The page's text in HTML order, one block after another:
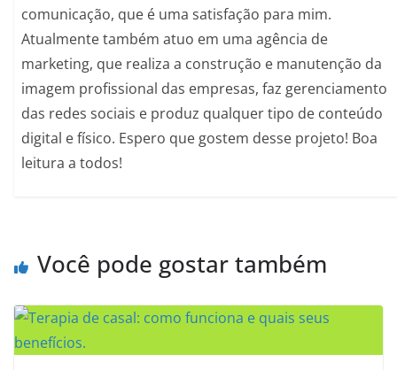
comunicação, que é uma satisfação para mim.
Atualmente também atuo em uma agência de
marketing, que realiza a construção e manutenção da
imagem profissional das empresas, faz gerenciamento
das redes sociais e produz qualquer tipo de conteúdo
digital e físico. Espero que gostem desse projeto! Boa
leitura a todos!
Você pode gostar também